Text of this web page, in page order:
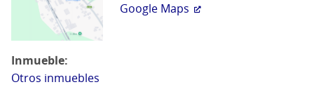
Inmueble
Otros inmuebles
Google Maps